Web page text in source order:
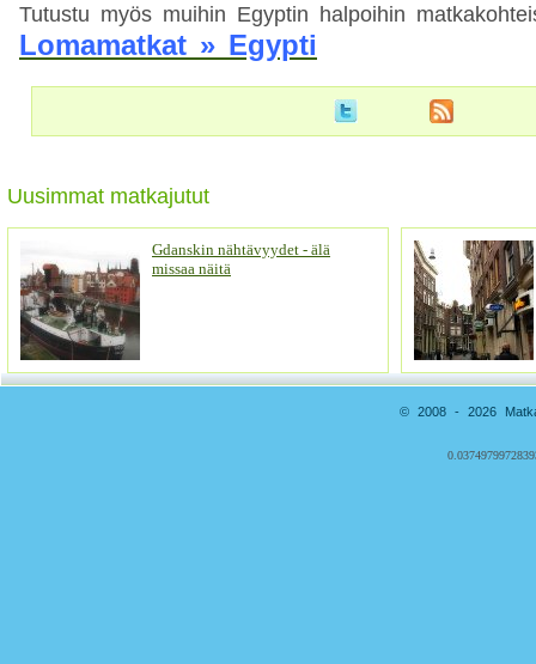
Tutustu myös muihin Egyptin halpoihin
Lomamatkat » Egypti
Uusimmat matkajutut
Gdanskin nähtävyydet - älä
missaa näitä
© 2008 - 2026